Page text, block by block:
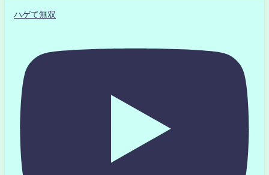
ハゲて無双